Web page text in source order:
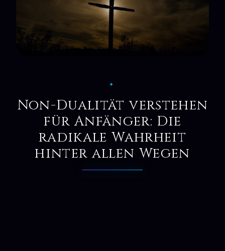
✦
Non-Dualität verstehen
für Anfänger: Die
radikale Wahrheit
hinter allen Wegen